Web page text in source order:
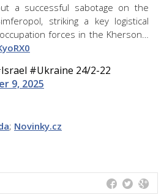
a successful sabotage on the
striking a key logistical
forces in the Kherson…
#Ukraine 24/2-22
9, 2025
; Novinky.cz